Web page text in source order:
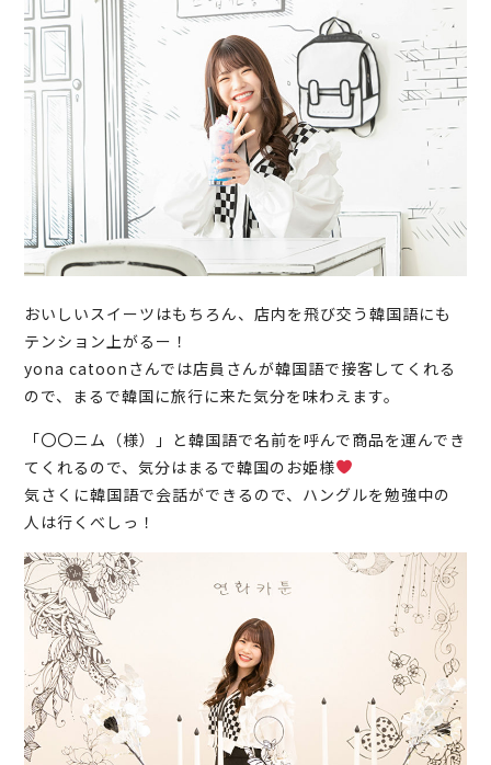
おいしいスイーツはもちろん、店内を飛び交う韓国語にも
テンション上がるー！
yona catoonさんでは店員さんが韓国語で接客してくれる
ので、まるで韓国に旅行に来た気分を味わえます。
「〇〇ニム（様）」と韓国語で名前を呼んで商品を運んでき
てくれるので、気分はまるで韓国のお姫様
気さくに韓国語で会話ができるので、ハングルを勉強中の
人は行くべしっ！